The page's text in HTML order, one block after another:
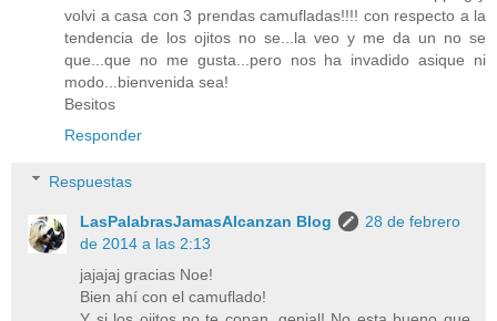
volvi a casa con 3 prendas camufladas!!!! con respecto a la
tendencia de los ojitos no se...la veo y me da un no se
que...que no me gusta...pero nos ha invadido asique ni
modo...bienvenida sea!
Besitos
Responder
Respuestas
LasPalabrasJamasAlcanzan Blog
28 de febrero
de 2014 a las 2:13
jajajaj gracias Noe!
Bien ahí con el camuflado!